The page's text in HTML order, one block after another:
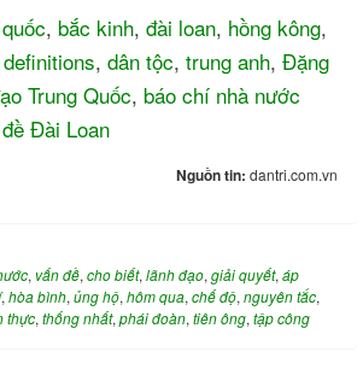
, bắc kinh, đài loan, hồng kông,
, dân tộc, trung anh, Đặng
Trung Quốc, báo chí nhà nước
Đài Loan
Nguồn tin: dantri.com.vn
, vấn đề, cho biết, lãnh đạo, giải quyết, áp
, hòa bình, ủng hộ, hôm qua, chế độ, nguyên tắc,
thực, thống nhất, phái đoàn, tiên ông, tập công